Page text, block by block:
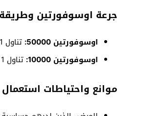
جرعة اوسوفورتين
اوسوفورتين 50000:
تناول 1 قرص اسبوعياً أو حسب تعليمات الطبيب بحد أقصى لمدة 8 أسابيع
اوسوفورتين 10000:
تناول 1 قرص يومياً أو حسب تعليمات الطبيب
موانع واحتياطات